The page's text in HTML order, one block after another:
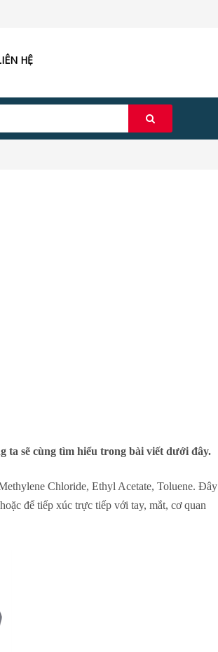
HỆ
ta sẽ cùng tìm hiểu trong bài viết dưới đây.
Chloride, Ethyl Acetate, Toluene. Đây
để tiếp xúc trực tiếp với tay, mắt, cơ quan